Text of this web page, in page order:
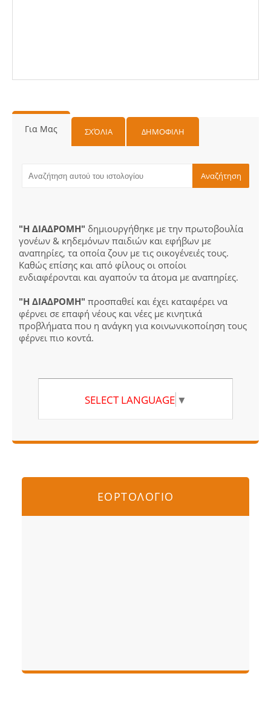
Για Μας ΣΧΌΛΙΑ ΔΗΜΟΦΙΛΗ
"Η ΔΙΑΔΡΟΜΗ" δημιουργήθηκε με την πρωτοβουλία
γονέων & κηδεμόνων παιδιών και εφήβων με
αναπηρίες, τα οποία ζουν με τις οικογένειές τους.
Καθώς επίσης και από φίλους οι οποίοι
ενδιαφέρονται και αγαπούν τα άτομα με αναπηρίες.
"Η ΔΙΑΔΡΟΜΗ" προσπαθεί και έχει καταφέρει να
φέρνει σε επαφή νέους και νέες με κινητικά
προβλήματα που η ανάγκη για κοινωνικοποίηση τους
φέρνει πιο κοντά.
SELECT LANGUAGE ▼
ΕΟΡΤΟΛΟΓΙΟ